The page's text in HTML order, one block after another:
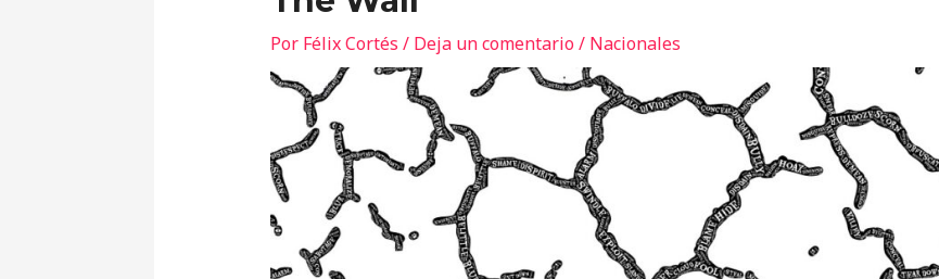
Por Félix Cortés / Deja un comentario/ Nacionales